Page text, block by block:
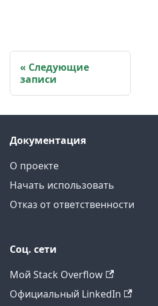
Следующие
записи
Документация
О проекте
Начать использовать
Отказ от ответственности
Соц. сети
Мой Stack Overflow
Официальный LinkedIn